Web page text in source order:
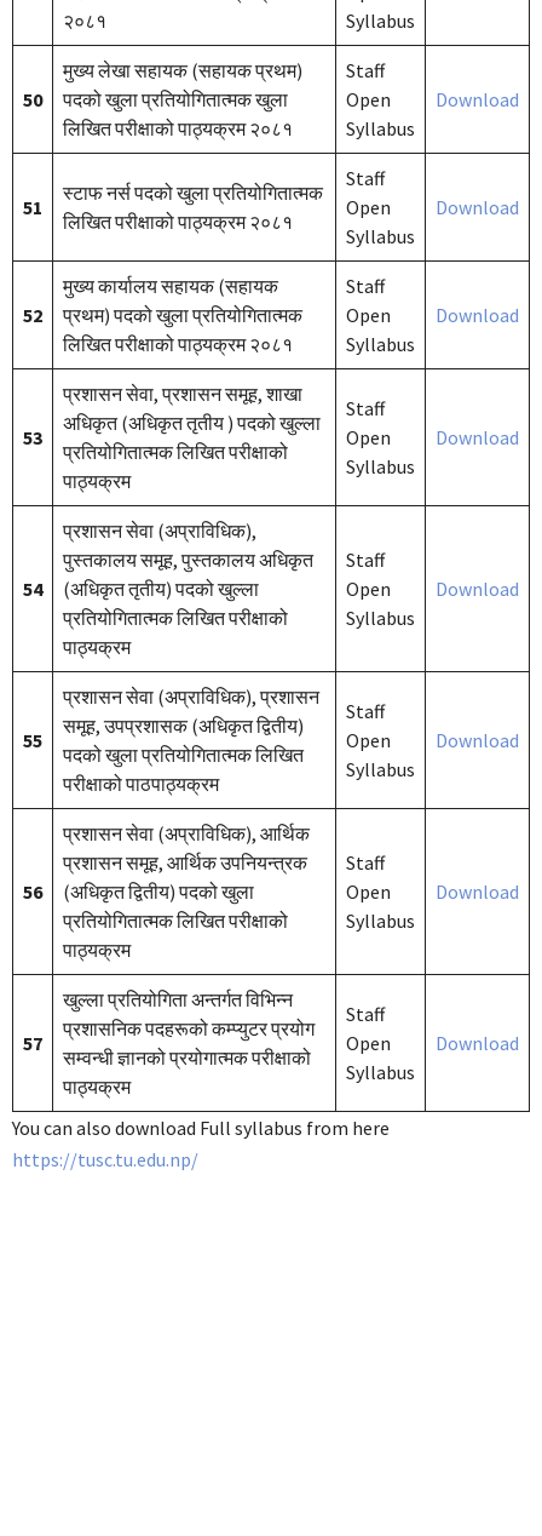
२०८१
Syllabus
50
मुख्य लेखा सहायक (सहायक प्रथम)
पदको खुला प्रतियोगितात्मक खुला
लिखित परीक्षाको पाठ्यक्रम २०८१
Staff
Open
Syllabus
Download
51
स्टाफ नर्स पदको खुला प्रतियोगितात्मक
लिखित परीक्षाको पाठ्यक्रम २०८१
Staff
Open
Syllabus
Download
52
मुख्य कार्यालय सहायक (सहायक
प्रथम) पदको खुला प्रतियोगितात्मक
लिखित परीक्षाको पाठ्यक्रम २०८१
Staff
Open
Syllabus
Download
53
प्रशासन सेवा, प्रशासन समूह, शाखा
अधिकृत (अधिकृत तृतीय ) पदको खुल्ला
प्रतियोगितात्मक लिखित परीक्षाको
पाठ्यक्रम
Staff
Open
Syllabus
Download
54
प्रशासन सेवा (अप्राविधिक),
पुस्तकालय समूह, पुस्तकालय अधिकृत
(अधिकृत तृतीय) पदको खुल्ला
प्रतियोगितात्मक लिखित परीक्षाको
पाठ्यक्रम
Staff
Open
Syllabus
Download
55
प्रशासन सेवा (अप्राविधिक), प्रशासन
समूह, उपप्रशासक (अधिकृत द्वितीय)
पदको खुला प्रतियोगितात्मक लिखित
परीक्षाको पाठपाठ्यक्रम
Staff
Open
Syllabus
Download
56
प्रशासन सेवा (अप्राविधिक), आर्थिक
प्रशासन समूह, आर्थिक उपनियन्त्रक
(अधिकृत द्वितीय) पदको खुला
प्रतियोगितात्मक लिखित परीक्षाको
पाठ्यक्रम
Staff
Open
Syllabus
Download
57
खुल्ला प्रतियोगिता अन्तर्गत विभिन्न
प्रशासनिक पदहरूको कम्प्युटर प्रयोग
सम्वन्धी ज्ञानको प्रयोगात्मक परीक्षाको
पाठ्यक्रम
Staff
Open
Syllabus
Download
You can also download Full syllabus from here
https://tusc.tu.edu.np/